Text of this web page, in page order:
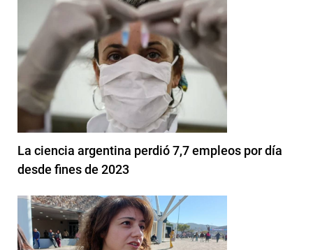
La ciencia argentina perdió 7,7 empleos por día
desde fines de 2023